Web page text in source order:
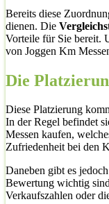
Bereits diese
dienen. Die
Vorteile für Sie bereit.
von Joggen Km
Die
Diese Platzierung
In der Regel befindet
Messen kaufen,
Zufriedenheit bei den
Daneben gibt es
Bewertung wichtig
Verkaufszahlen oder